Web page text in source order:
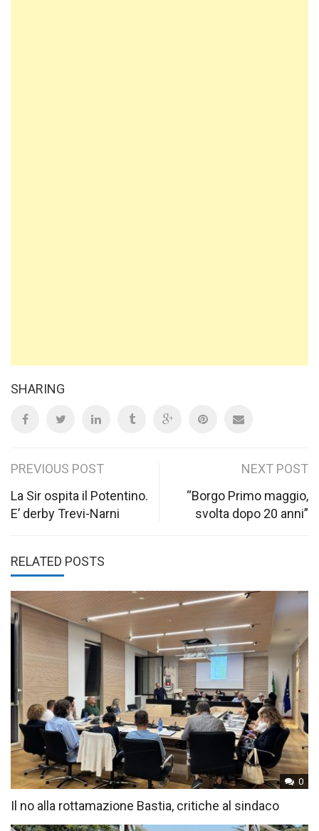
SHARING
Post
navigation
PREVIOUS POST
La Sir ospita il Potentino.
E’ derby Trevi-Narni
NEXT POST
“Borgo Primo maggio,
svolta dopo 20 anni”
RELATED POSTS
0
Il no alla rottamazione Bastia, critiche al sindaco